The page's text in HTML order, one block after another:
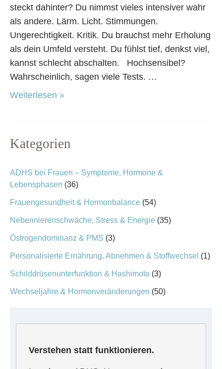
steckt dahinter? Du nimmst vieles intensiver wahr
als andere. Lärm. Licht. Stimmungen.
Ungerechtigkeit. Kritik. Du brauchst mehr Erholung
als dein Umfeld versteht. Du fühlst tief, denkst viel,
kannst schlecht abschalten. Hochsensibel?
Wahrscheinlich, sagen viele Tests. …
Weiterlesen »
Kategorien
ADHS bei Frauen – Symptome, Hormone &
Lebensphasen (36)
Frauengesundheit & Hormonbalance (54)
Nebennierenschwäche, Stress & Energie (35)
Östrogendominanz & PMS (3)
Personalisierte Ernährung, Abnehmen & Stoffwechsel (1)
Schilddrüsenunterfunktion & Hashimoto (3)
Wechseljahre & Hormonveränderungen (50)
Verstehen statt funktionieren.